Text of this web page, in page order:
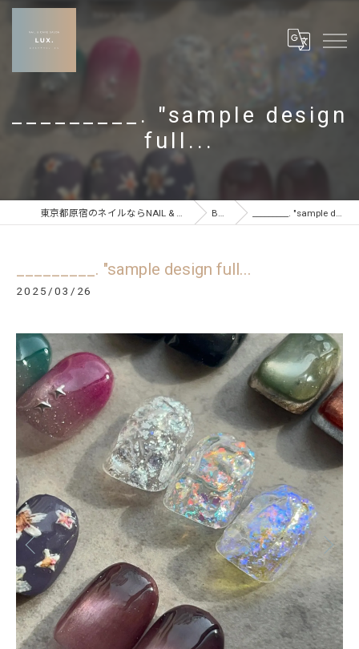
_________. "sample design
full...
東京都原宿のネイルならNAIL & CARE SALON LUX BLOG _________. "sample design full...
_________. "sample design full...
2025/03/26